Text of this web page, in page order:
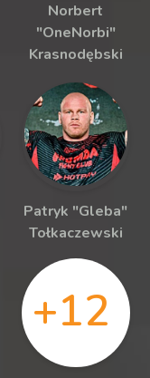
Norbert
"OneNorbi"
Krasnodębski
Patryk "Gleba"
Tołkaczewski
+12